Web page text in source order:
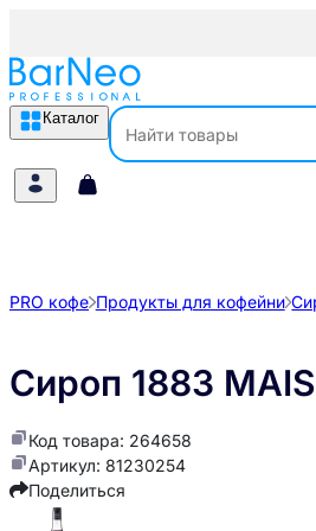
Каталог
PRO кофе Продукты для кофейни
Сироп 1883
Код товара: 264658
Артикул: 81230254
Поделиться